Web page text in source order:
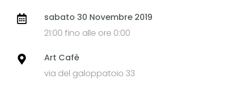
sabato 30 Novembre 2019
21:00 fino alle ore 0:00
Art Cafè
via del galoppatoio 33